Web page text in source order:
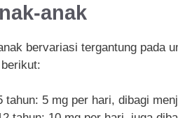
anak
bervariasi tergantung pada
tahun: 5 mg per hari, dibagi